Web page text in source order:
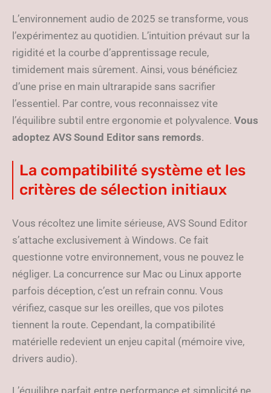
L’environnement audio de 2025 se transforme, vous
l’expérimentez au quotidien. L’intuition prévaut sur la
rigidité et la courbe d’apprentissage recule,
timidement mais sûrement. Ainsi, vous bénéficiez
d’une prise en main ultrarapide sans sacrifier
l’essentiel. Par contre, vous reconnaissez vite
l’équilibre subtil entre ergonomie et polyvalence. Vous
adoptez AVS Sound Editor sans remords.
La compatibilité système et les
critères de sélection initiaux
Vous récoltez une limite sérieuse, AVS Sound Editor
s’attache exclusivement à Windows. Ce fait
questionne votre environnement, vous ne pouvez le
négliger. La concurrence sur Mac ou Linux apporte
parfois déception, c’est un refrain connu. Vous
vérifiez, casque sur les oreilles, que vos pilotes
tiennent la route. Cependant, la compatibilité
matérielle redevient un enjeu capital (mémoire vive,
drivers audio).
L’équilibre parfait entre performance et simplicité ne